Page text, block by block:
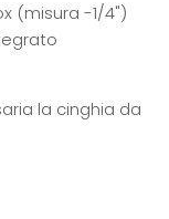
(misura -1/4")
la cinghia da